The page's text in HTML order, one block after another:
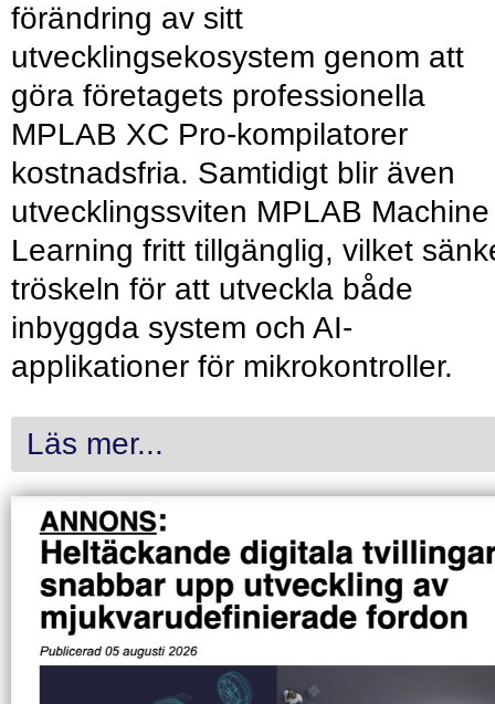
förändring av sitt
utvecklingsekosystem genom att
göra företagets professionella
MPLAB XC Pro-kompilatorer
kostnadsfria. Samtidigt blir även
utvecklingssviten MPLAB Machine
Learning fritt tillgänglig, vilket
tröskeln för att utveckla både
inbyggda system och AI-
applikationer för mikrokontroller.
Läs mer...